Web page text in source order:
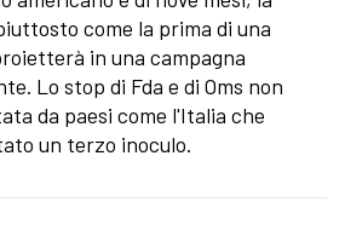
come la prima di una
in una campagna
Lo stop di Fda e di Oms non
da paesi come l'Italia che
un terzo inoculo.